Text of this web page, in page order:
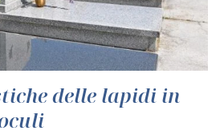
delle lapidi in